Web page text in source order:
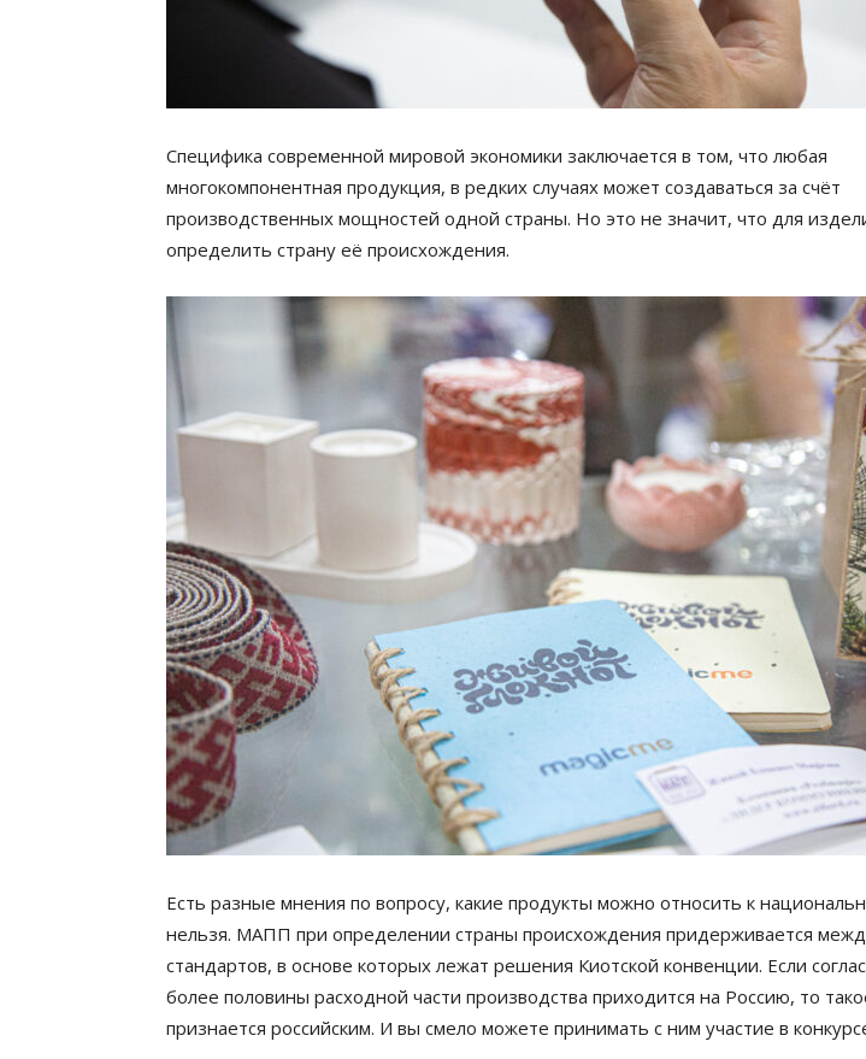
Специфика современной мировой экономики заключается в том, что любая
многокомпонентная продукция, в редких случаях может создаваться за счёт
производственных мощностей одной страны. Но это не значит, что для
определить страну её происхождения.
Есть разные мнения по вопросу, какие продукты можно относить к
нельзя. МАПП при определении страны происхождения придерживается
стандартов, в основе которых лежат решения Киотской конвенции. Если
более половины расходной части производства приходится на Россию, то
признается российским. И вы смело можете принимать с ним участие в